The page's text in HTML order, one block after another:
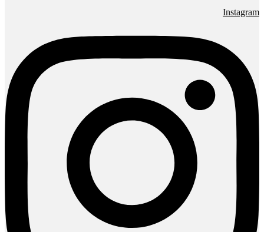
Instagram